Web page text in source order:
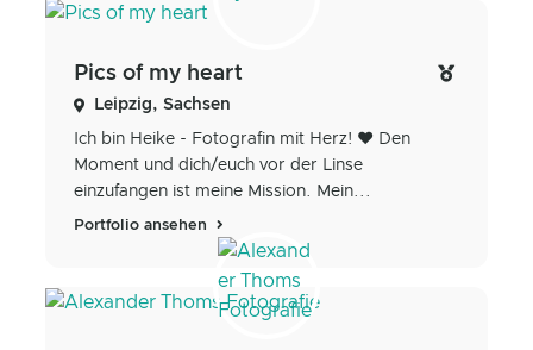
Pics of my heart
Leipzig, Sachsen
Ich bin Heike - Fotografin mit Herz! ♥️ Den
Moment und dich/euch vor der Linse
einzufangen ist meine Mission. Mein...
Portfolio ansehen